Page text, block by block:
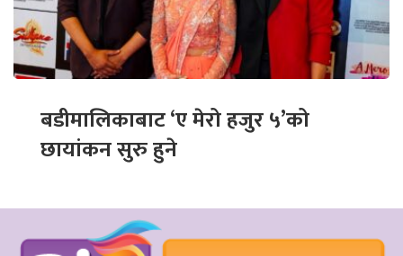
बडीमालिकाबाट ‘ए मेरो हजुर ५’को
छायांकन सुरु हुने